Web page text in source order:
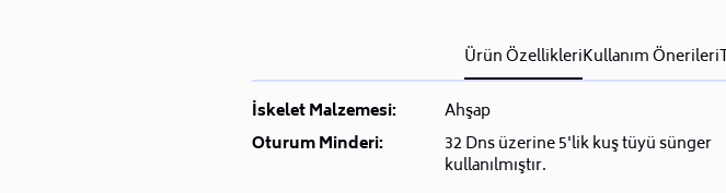
Ürün ÖzellikleriKullanım Önerileri
İskelet Malzemesi:
Ahşap
Oturum Minderi:
32 Dns üzerine 5'lik kuş tüyü sünger
kullanılmıştır.